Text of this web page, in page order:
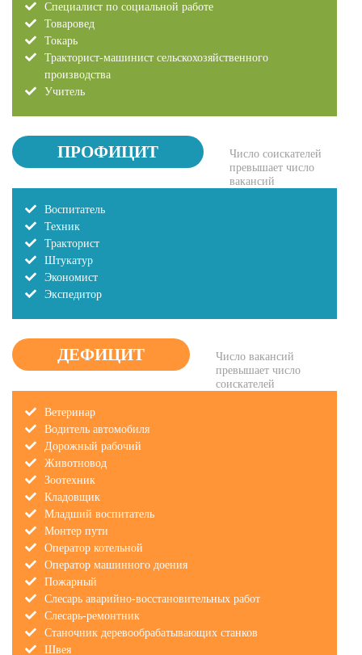
Специалист по социальной работе
Товаровед
Токарь
Тракторист-машинист сельскохозяйственного
производства
Учитель
ПРОФИЦИТ
Число соискателей
превышает число
вакансий
Воспитатель
Техник
Тракторист
Штукатур
Экономист
Экспедитор
ДЕФИЦИТ
Число вакансий
превышает число
соискателей
Ветеринар
Водитель автомобиля
Дорожный рабочий
Животновод
Зоотехник
Кладовщик
Младший воспитатель
Монтер пути
Оператор котельной
Оператор машинного доения
Пожарный
Слесарь аварийно-восстановительных работ
Слесарь-ремонтник
Станочник деревообрабатывающих станков
Швея